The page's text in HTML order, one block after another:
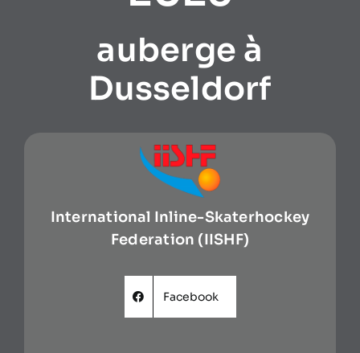
auberge à
Dusseldorf
International Inline-Skaterhockey
Federation (IISHF)
Facebook